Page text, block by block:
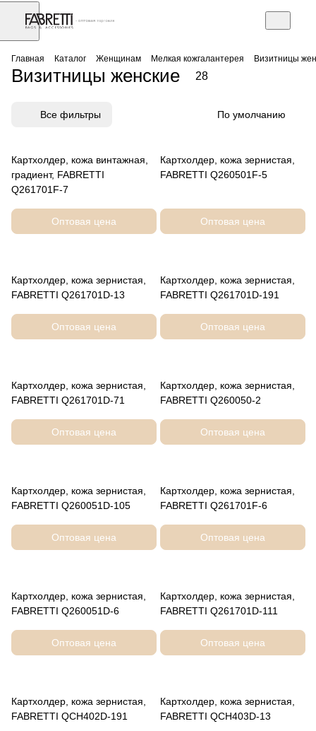
Торговое оборудование
Главная Каталог Женщинам Мелкая кожгалантерея Визитницы
Визитницы женские 28
Все фильтры По умолчанию
Картхолдер, кожа винтажная,
градиент, FABRETTI
Q261701F-7
Оптовая цена
Картхолдер, кожа зернистая,
FABRETTI Q260501F-5
Оптовая цена
Картхолдер, кожа зернистая,
FABRETTI Q261701D-13
Оптовая цена
Картхолдер, кожа зернистая,
FABRETTI Q261701D-191
Оптовая цена
Картхолдер, кожа зернистая,
FABRETTI Q261701D-71
Оптовая цена
Картхолдер, кожа зернистая,
FABRETTI Q260050-2
Оптовая цена
Картхолдер, кожа зернистая,
FABRETTI Q260051D-105
Оптовая цена
Картхолдер, кожа зернистая,
FABRETTI Q261701F-6
Оптовая цена
Картхолдер, кожа зернистая,
FABRETTI Q260051D-6
Оптовая цена
Картхолдер, кожа зернистая,
FABRETTI Q261701D-111
Оптовая цена
Картхолдер, кожа зернистая,
FABRETTI QCH402D-191
Картхолдер, кожа зернистая,
FABRETTI QCH403D-13